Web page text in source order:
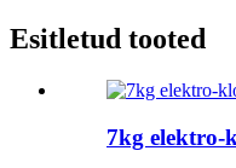
Esitletud tooted
7kg elektro-